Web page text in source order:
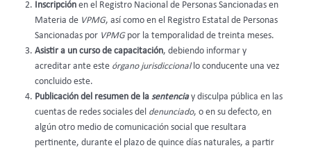
Inscripción en el Registro Nacional de Personas Sancionadas en
Materia de VPMG, así como en el Registro Estatal de Personas
Sancionadas por VPMG por la temporalidad de treinta meses.
Asistir a un curso de capacitación, debiendo informar y
acreditar ante este órgano jurisdiccionallo conducente una vez
concluido este.
Publicación del resumen de la sentenciay disculpa pública en las
cuentas de redes sociales del denunciado, o en su defecto, en
algún otro medio de comunicación social que resultara
pertinente, durante el plazo de quince días naturales, a partir